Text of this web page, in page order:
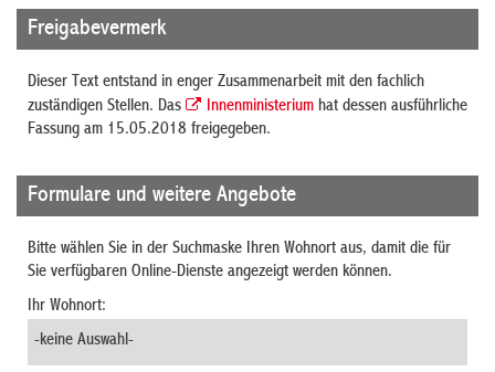
Freigabevermerk
Dieser Text entstand in enger Zusammenarbeit mit den fachlich
zuständigen Stellen. Das
Innenministerium hat dessen ausführliche
Fassung am 15.05.2018 freigegeben.
Formulare und weitere Angebote
Bitte wählen Sie in der Suchmaske Ihren Wohnort aus, damit die für
Sie verfügbaren Online-Dienste angezeigt werden können.
Ihr Wohnort: